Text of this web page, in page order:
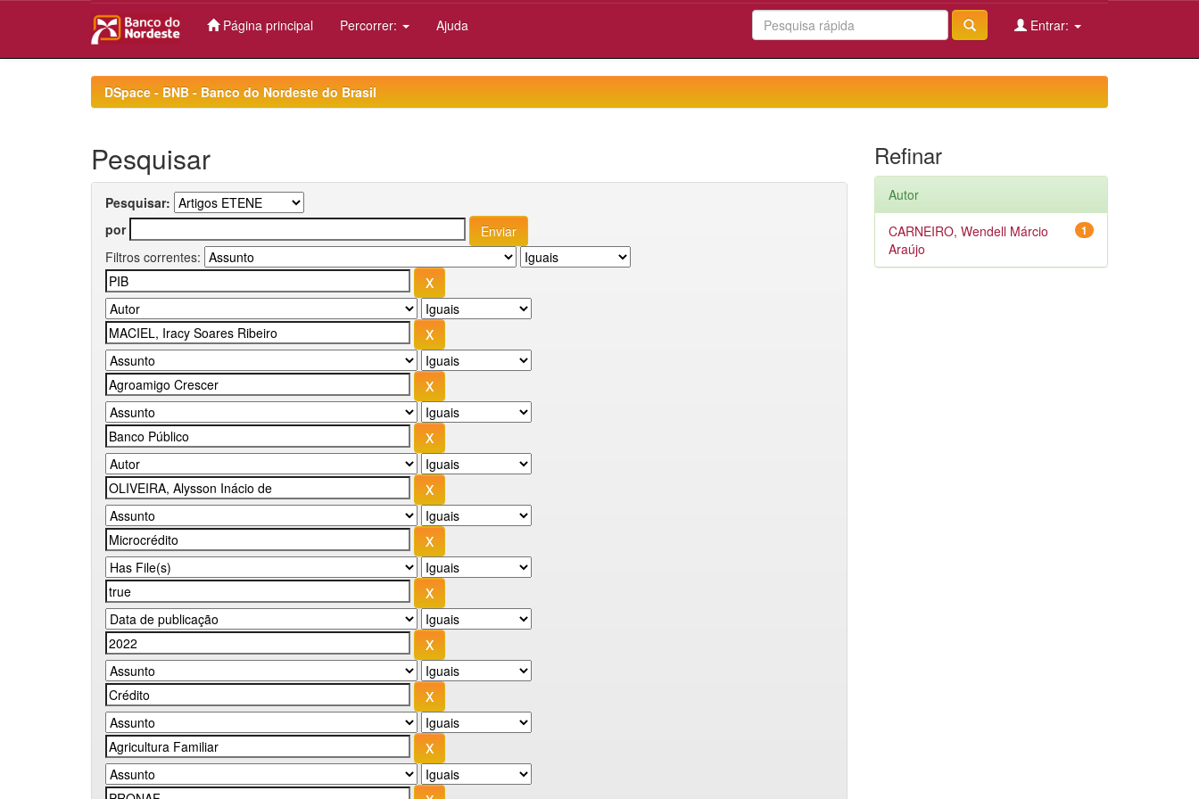
Página principal Percorrer: Ajuda Entrar:
DSpace - BNB - Banco do Nordeste do Brasil
Pesquisar
Pesquisar:
por
Filtros correntes:
Refinar
Autor
1
CARNEIRO, Wendell Márcio
Araújo